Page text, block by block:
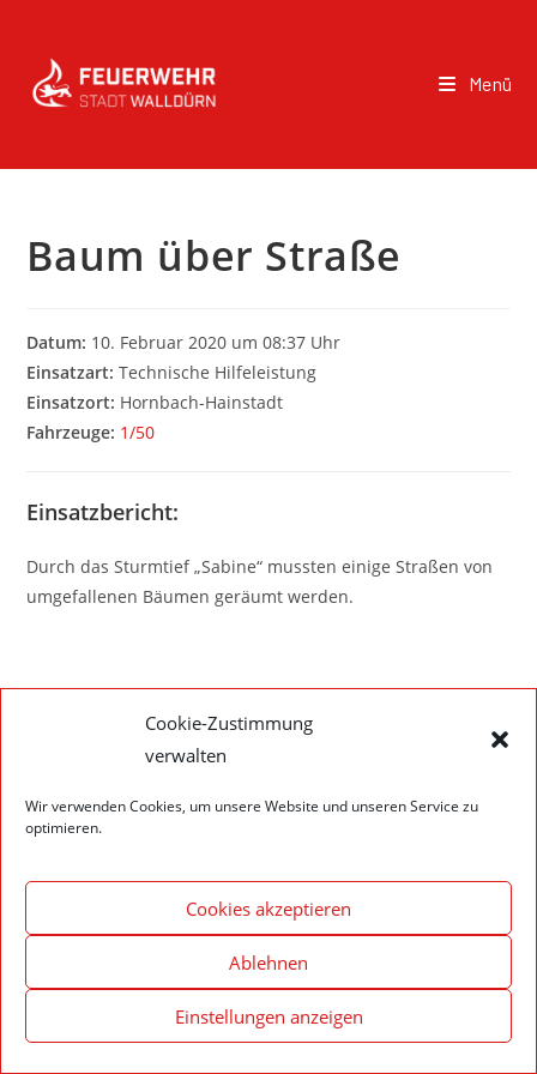
Cookie-Zustimmung
verwalten
Wir verwenden Cookies, um unsere Website und unseren Service zu
optimieren.
Cookies akzeptieren
Ablehnen
Einstellungen anzeigen
Menü
Baum über Straße
Datum: 10. Februar 2020 um 08:37 Uhr
Einsatzart: Technische Hilfeleistung
Einsatzort: Hornbach-Hainstadt
Fahrzeuge: 1/50
Einsatzbericht:
Durch das Sturmtief „Sabine“ mussten einige Straßen von
umgefallenen Bäumen geräumt werden.
Impressum – Datenschutzerklärung
© 2020 Feuerwehr Walldürn